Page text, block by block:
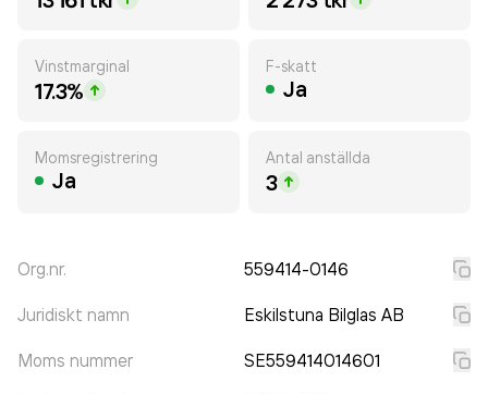
Vinstmarginal
17.3%
F-skatt
Ja
Momsregistrering
Ja
Antal anställda
3
Org.nr. 559414-0146
Juridiskt namn Eskilstuna Bilglas AB
Moms nummer SE559414014601